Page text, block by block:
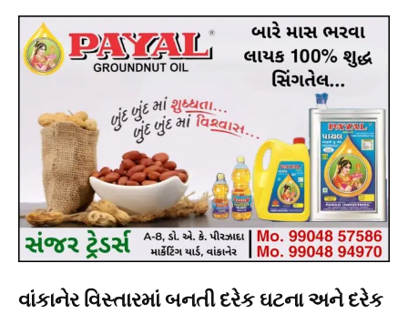
વાંકાનેર વિસ્તારમાં બનતી દરેક ઘટના અને દરેક